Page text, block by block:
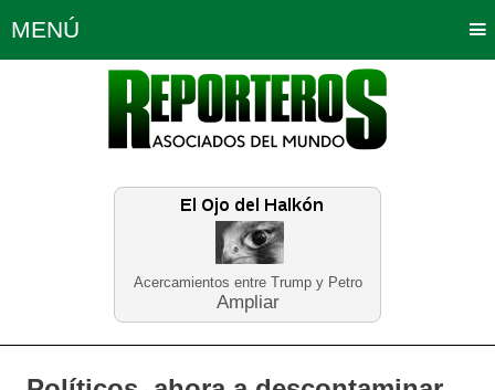
Acercamientos entre Trump y Petro
Ampliar
MENÚ
Política Opinión Bogotá
Planeta Tierra Deportes
Educación Neira